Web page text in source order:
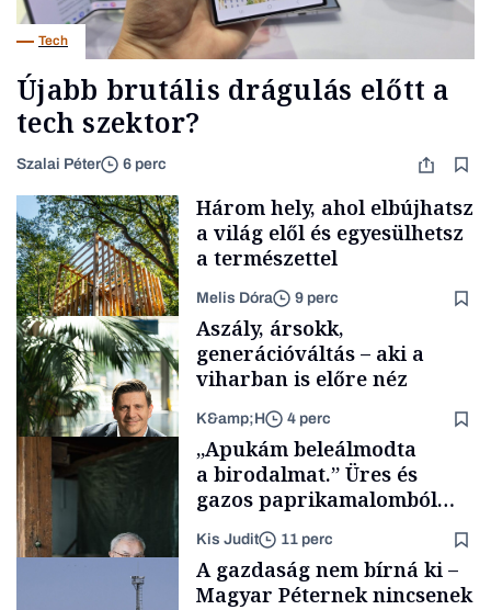
Tech
Újabb brutális drágulás előtt a
tech szektor?
Szalai Péter 6 perc
Longevity
Három hely, ahol elbújhatsz
a világ elől és egyesülhetsz
a természettel
Melis Dóra 9 perc
TÁMOGATÓI
Aszály, ársokk,
generációváltás – aki a
viharban is előre néz
K&amp;H 4 perc
„Apukám beleálmodta
a birodalmat.” Üres és
gazos paprikamalomból
lett az igazi családi
fűszersztori
Kis Judit 11 perc
A gazdaság nem bírná ki –
Magyar Péternek nincsenek